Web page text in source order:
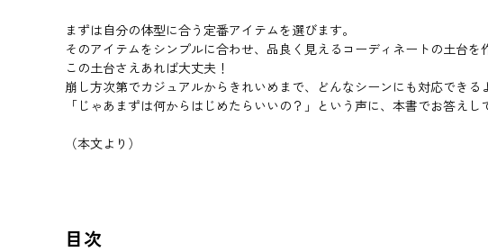
まずは自分の体型に合う定番アイテムを選びます。
そのアイテムをシンプルに合わせ、品良く見えるコーディネートの土台を
この土台さえあれば大丈夫！
崩し方次第でカジュアルからきれいめまで、どんなシーンにも対応できる
「じゃあまずは何からはじめたらいいの？」という声に、本書でお答えし
（本文より）
目次